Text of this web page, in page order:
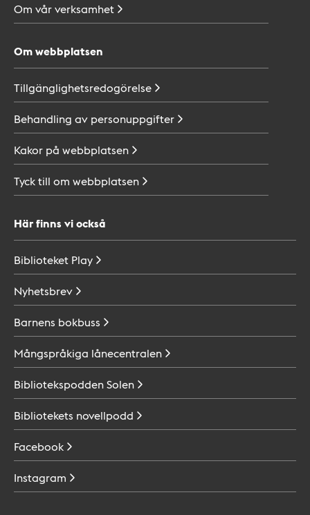
Om vårverksamhet
Om webbplatsen
Tillgänglighetsredogörelse
Behandling av personuppgifter
Kakor på webbplatsen
Tyck till om webbplatsen
Här finns vi också
Biblioteket Play
Nyhetsbrev
Barnens bokbuss
Mångspråkiga lånecentralen
BibliotekspoddenSolen
Bibliotekets novellpodd
Facebook
Instagram